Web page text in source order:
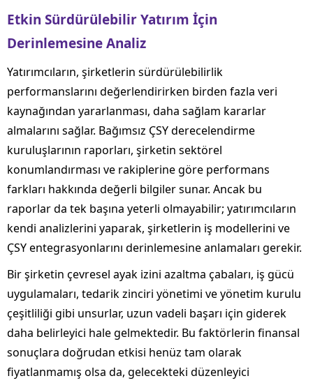
Etkin Sürdürülebilir Yatırım İçin
Derinlemesine Analiz
Yatırımcıların, şirketlerin sürdürülebilirlik
performanslarını değerlendirirken birden fazla veri
kaynağından yararlanması, daha sağlam kararlar
almalarını sağlar. Bağımsız ÇSY derecelendirme
kuruluşlarının raporları, şirketin sektörel
konumlandırması ve rakiplerine göre performans
farkları hakkında değerli bilgiler sunar. Ancak bu
raporlar da tek başına yeterli olmayabilir; yatırımcıların
kendi analizlerini yaparak, şirketlerin iş modellerini ve
ÇSY entegrasyonlarını derinlemesine anlamaları gerekir.
Bir şirketin çevresel ayak izini azaltma çabaları, iş gücü
uygulamaları, tedarik zinciri yönetimi ve yönetim kurulu
çeşitliliği gibi unsurlar, uzun vadeli başarı için giderek
daha belirleyici hale gelmektedir. Bu faktörlerin finansal
sonuçlara doğrudan etkisi henüz tam olarak
fiyatlanmamış olsa da, gelecekteki düzenleyici